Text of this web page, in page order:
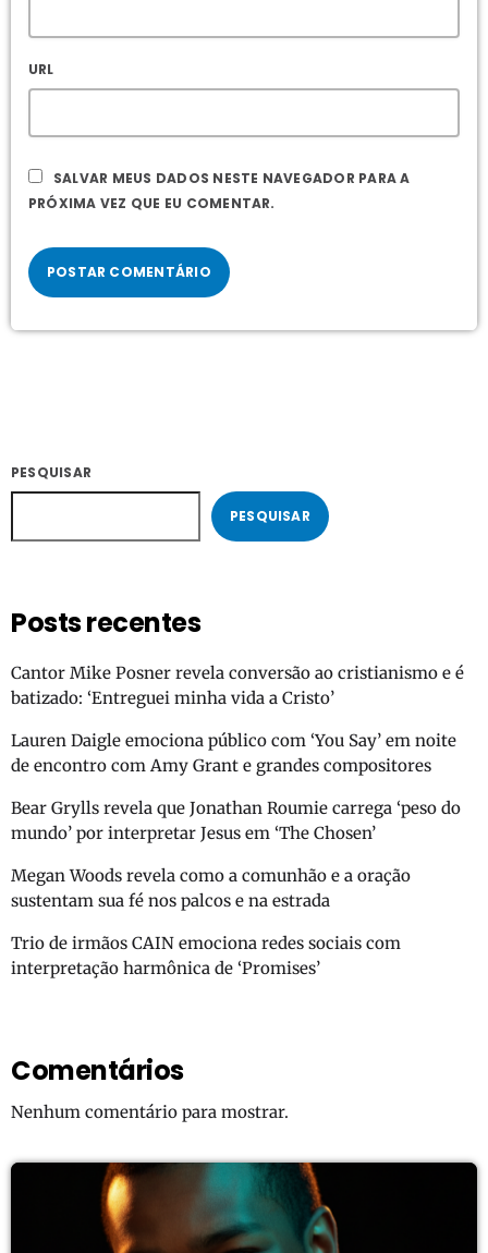
URL
SALVAR MEUS DADOS NESTE NAVEGADOR PARA A
PRÓXIMA VEZ QUE EU COMENTAR.
PESQUISAR
PESQUISAR
Posts recentes
Cantor Mike Posner revela conversão ao cristianismo e é
batizado: ‘Entreguei minha vida a Cristo’
Lauren Daigle emociona público com ‘You Say’ em noite
de encontro com Amy Grant e grandes compositores
Bear Grylls revela que Jonathan Roumie carrega ‘peso do
mundo’ por interpretar Jesus em ‘The Chosen’
Megan Woods revela como a comunhão e a oração
sustentam sua fé nos palcos e na estrada
Trio de irmãos CAIN emociona redes sociais com
interpretação harmônica de ‘Promises’
Comentários
Nenhum comentário para mostrar.